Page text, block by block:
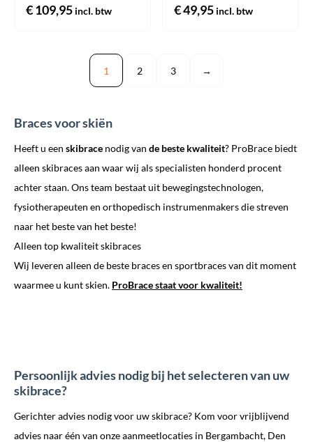
€109,95 incl. btw €49,95 incl. btw
1 2 3 →
Braces voor skiën
Heeft u een skibrace nodig van de beste kwaliteit? ProBrace biedt
alleen skibraces aan waar wij als specialisten honderd procent
achter staan. Ons team bestaat uit bewegingstechnologen,
fysiotherapeuten en orthopedisch instrumenmakers die streven
naar het beste van het beste!
Alleen top kwaliteit skibraces
Wij leveren alleen de beste braces en sportbraces van dit moment
waarmee u kunt skien. ProBrace staat voor kwaliteit!
Persoonlijk advies nodig bij het selecteren van uw
skibrace?
Gerichter advies nodig voor uw skibrace? Kom voor vrijblijvend
advies naar één van onze aanmeetlocaties in Bergambacht, Den